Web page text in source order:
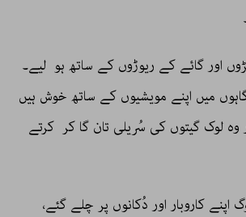
اور گائے کے ریوڑوں کے ساتھ ہو لیے۔
میں اپنے مویشیوں کے ساتھ خوش ہیں
لوک گیتوں کی سُریلی تان گا کر کرتے
اپنے کاروبار اور دُکانوں پر چلے گئے،